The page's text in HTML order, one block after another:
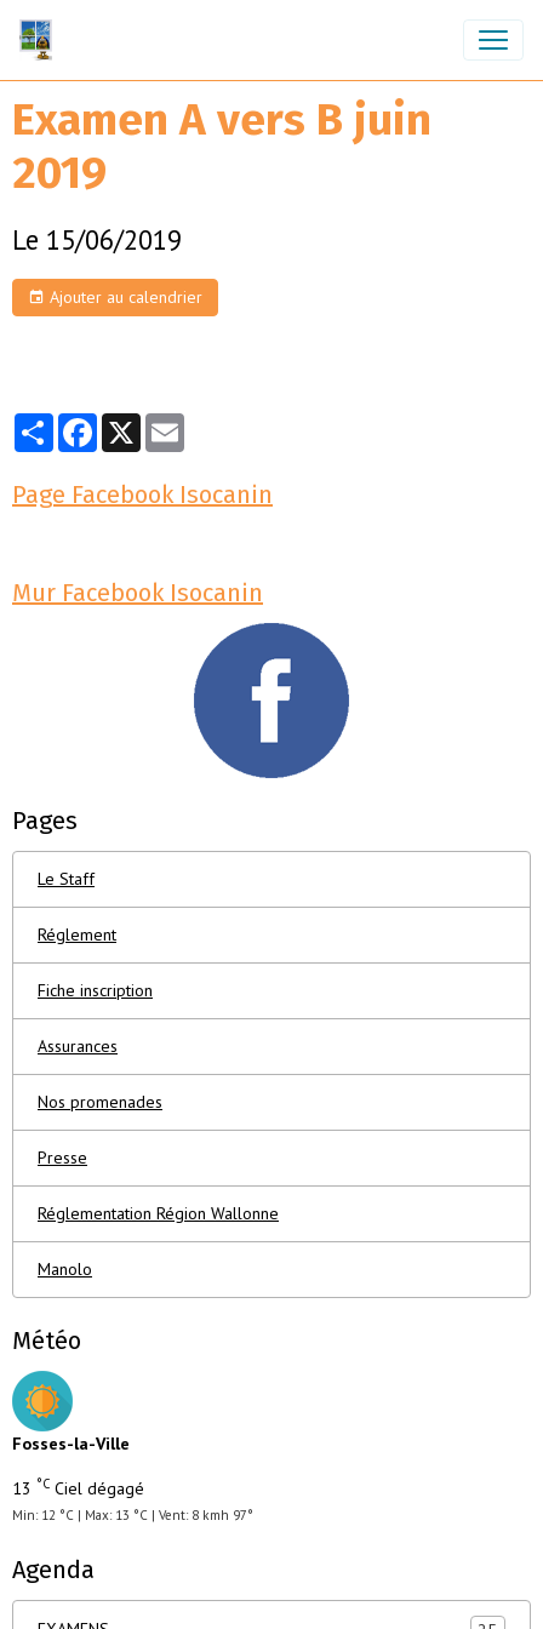
Examen A vers B juin
2019
Le 15/06/2019
Ajouter au calendrier
PartagerFacebook
X
Page Facebook Isocanin
Mur Facebook Isocanin
Pages
Le Staff
Réglement
Fiche inscription
Assurances
Nos promenades
Presse
Réglementation Région Wallonne
Manolo
Météo
Fosses-la-Ville
13 °C Ciel dégagé
Min: 12 °C | Max: 13 °C | Vent: 8 kmh 97°
Agenda